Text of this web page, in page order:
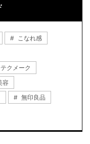
こなれ感
クメーク
容
無印良品